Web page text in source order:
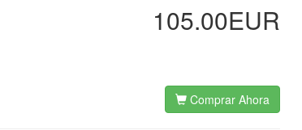
105.00EUR
Comprar Ahora